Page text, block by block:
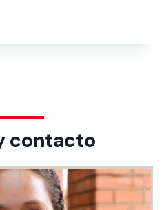
contacto